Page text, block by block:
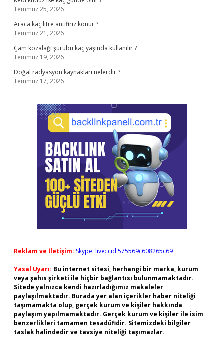
Temmuz 25, 2026
Araca kaç litre antifiriz konur ?
Temmuz 21, 2026
Çam kozalağı şurubu kaç yaşında kullanılır ?
Temmuz 19, 2026
Doğal radyasyon kaynakları nelerdir ?
Temmuz 17, 2026
Reklam ve İletişim: Skype: live:.cid.575569c608265c69
Yasal Uyarı: Bu internet sitesi, herhangi bir marka, kurum
veya şahıs şirketi ile hiçbir bağlantısı bulunmamaktadır.
Sitede yalnızca kendi hazırladığımız makaleler
paylaşılmaktadır. Burada yer alan içerikler haber niteliği
taşımamakta olup, gerçek kurum ve kişiler hakkında
paylaşım yapılmamaktadır. Gerçek kurum ve kişiler ile isim
benzerlikleri tamamen tesadüfidir. Sitemizdeki bilgiler
taslak halindedir ve tavsiye niteliği taşımazlar.